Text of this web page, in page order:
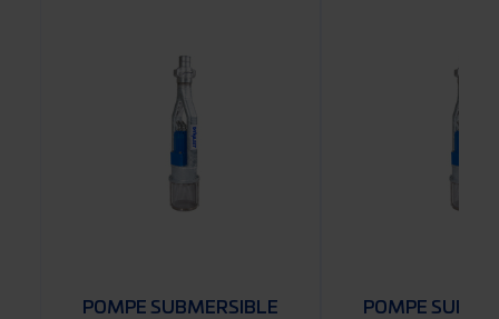
POMPE SUBMERSIBLE
POMPE